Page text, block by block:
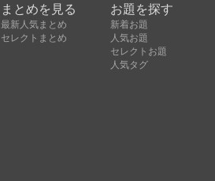
まとめを見る
最新人気まとめ
セレクトまとめ
お題を探す
新着お題
人気お題
セレクトお題
人気タグ